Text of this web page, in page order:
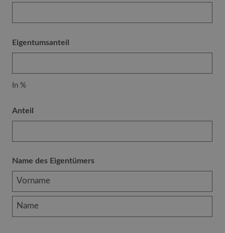
Eigentumsanteil
In %
Anteil
Name des Eigentümers